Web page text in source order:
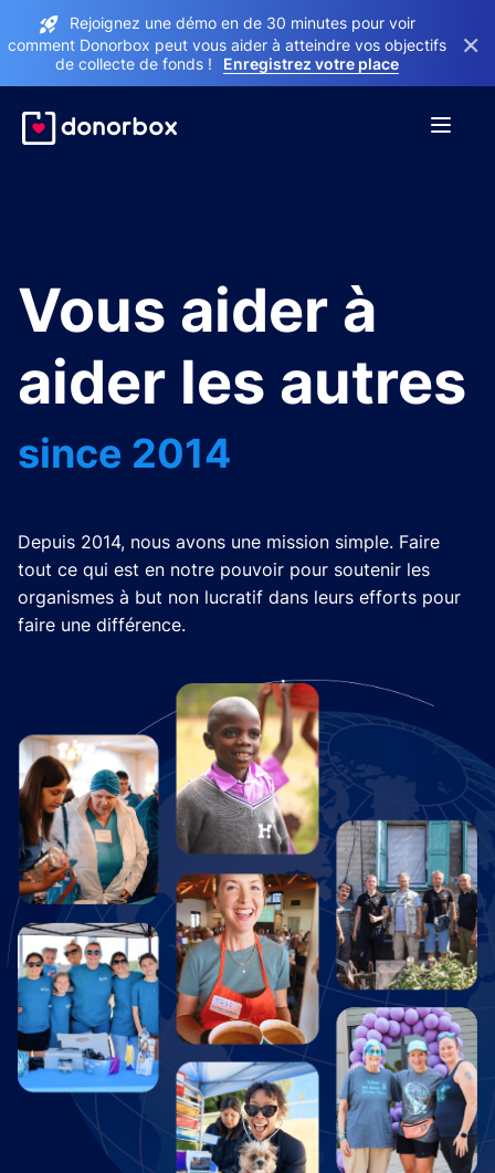
Rejoignez une démo en de 30 minutes pour voir
comment Donorbox peut vous aider à atteindre vos objectifs
de collecte de fonds !
Enregistrez votre place
×
Vous aider à
aider les autres
since 2014
Depuis 2014, nous avons une mission simple. Faire
tout ce qui est en notre pouvoir pour soutenir les
organismes à but non lucratif dans leurs efforts pour
faire une différence.